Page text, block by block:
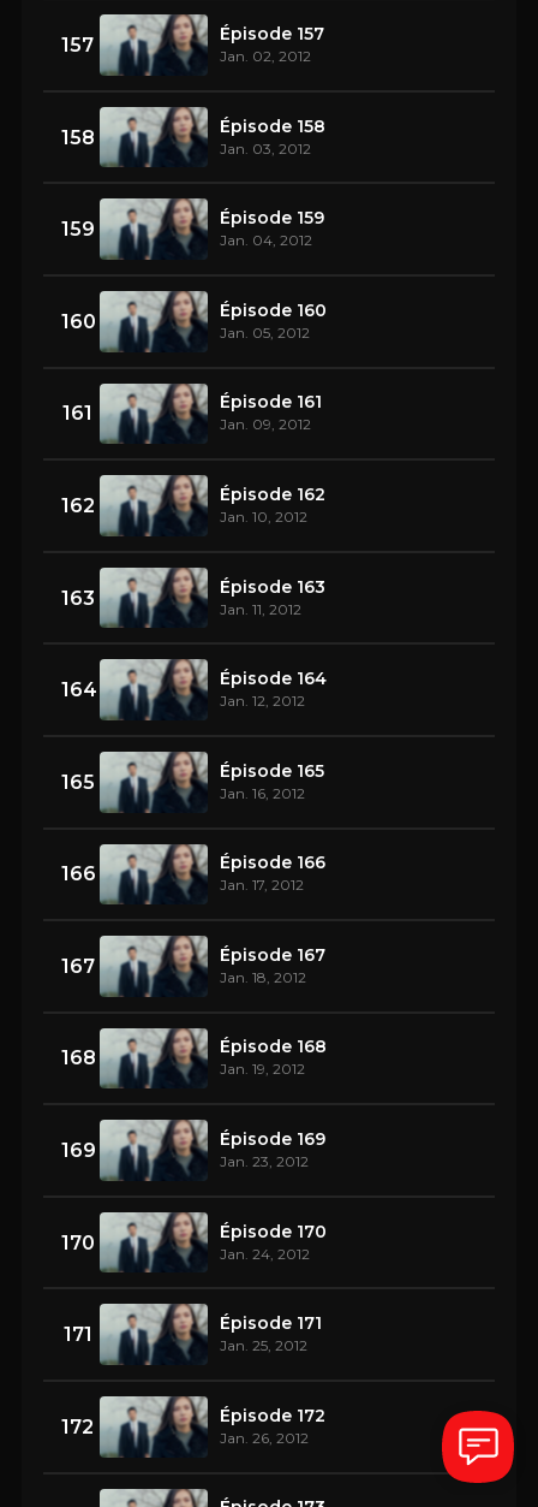
157 Épisode 157
Jan. 02, 2012
158 Épisode 158
Jan. 03, 2012
159 Épisode 159
Jan. 04, 2012
160 Épisode 160
Jan. 05, 2012
161 Épisode 161
Jan. 09, 2012
162 Épisode 162
Jan. 10, 2012
163 Épisode 163
Jan. 11, 2012
164 Épisode 164
Jan. 12, 2012
165 Épisode 165
Jan. 16, 2012
166 Épisode 166
Jan. 17, 2012
167 Épisode 167
Jan. 18, 2012
168 Épisode 168
Jan. 19, 2012
169 Épisode 169
Jan. 23, 2012
170 Épisode 170
Jan. 24, 2012
171 Épisode 171
Jan. 25, 2012
172 Épisode 172
Jan. 26, 2012